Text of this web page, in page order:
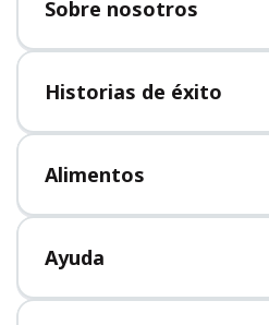
Sobre nosotros
Sobre nosotros
Empleo
Prensa
Historias de éxito
Todas las historias de éxito
Alimentos
Todos los alimentos
Ayuda
Centro de ayuda